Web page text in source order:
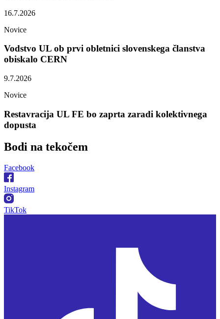
16.7.2026
Novice
Vodstvo UL ob prvi obletnici slovenskega članstva
obiskalo CERN
9.7.2026
Novice
Restavracija UL FE bo zaprta zaradi kolektivnega
dopusta
Bodi na tekočem
Facebook
Instagram
TikTok